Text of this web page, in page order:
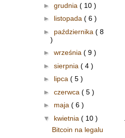
► grudnia ( 10 )
► listopada ( 6 )
► października ( 8
)
► września ( 9 )
► sierpnia ( 4 )
► lipca ( 5 )
► czerwca ( 5 )
► maja ( 6 )
▼ kwietnia ( 10 )
Bitcoin na legalu